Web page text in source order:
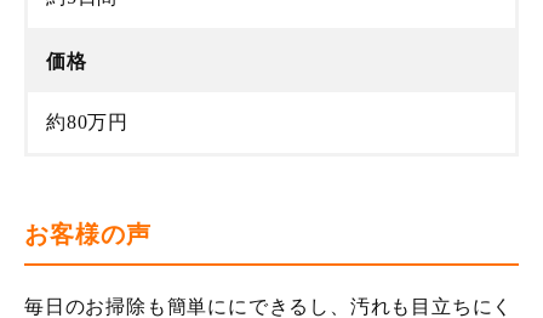
価格
約80万円
お客様の声
毎日のお掃除も簡単ににできるし、汚れも目立ちにく